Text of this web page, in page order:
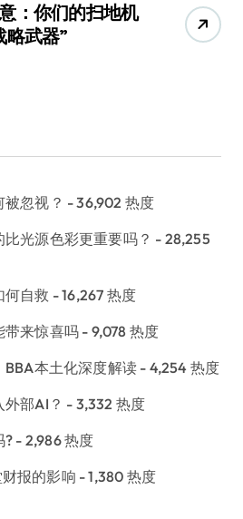
：你们的扫地机
略武器”
忽视？ - 36,902 热度
光源色彩更重要吗？ - 28,255
何自救 - 16,267 热度
带来惊喜吗 - 9,078 热度
本土化深度解读 - 4,254 热度
部AI？ - 3,332 热度
? - 2,986 热度
报的影响 - 1,380 热度